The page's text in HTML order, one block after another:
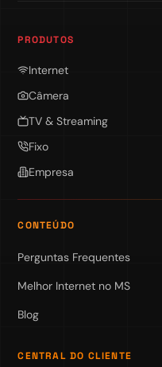
PRODUTOS
Internet
Câmera
TV & Streaming
Fixo
Empresa
CONTEÚDO
Perguntas Frequentes
Melhor Internet no MS
Blog
CENTRAL DO CLIENTE